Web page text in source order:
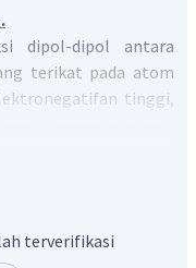
dipol-dipol antara
terikat pada atom
tinggi,
antarmolekul
perbedaan
dengannya. Ikatan
terverifikasi